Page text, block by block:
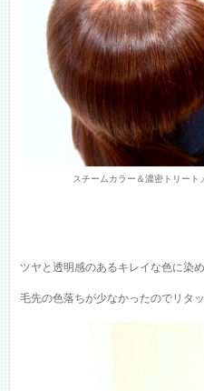
スチームカラー＆濃密トリート
ツヤと透明感のあるキレイな色に染
毛先の色落ちが少なかったのでリタ